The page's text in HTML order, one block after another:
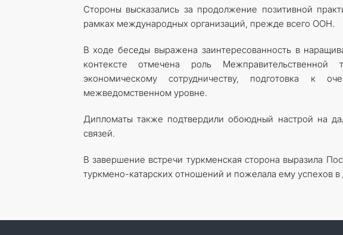
Стороны высказались за продолжение позитивной
рамках международных организаций, прежде всего ООН.
В ходе беседы выражена заинтересованность в
контексте отмечена роль Межправительственной
экономическому сотрудничеству, подготовка к
межведомственном уровне.
Дипломаты также подтвердили обоюдный настрой на
связей.
В завершение встречи туркменская сторона выразила
туркмено-катарских отношений и пожелала ему успехов